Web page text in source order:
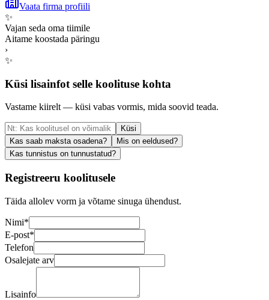
Vaata firma profiili
✨
Vajan seda oma tiimile
Aitame koostada päringu
›
✨
Küsi lisainfot selle koolituse kohta
Vastame kiirelt — küsi vabas vormis, mida soovid teada.
Küsi
Kas saab maksta osadena?
Mis on eeldused?
Kas tunnistus on tunnustatud?
Registreeru koolitusele
Täida allolev vorm ja võtame sinuga ühendust.
Nimi*
E-post*
Telefon
Osalejate arv
Lisainfo